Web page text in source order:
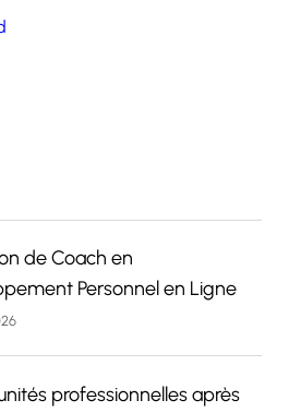
de Coach en
Personnel en Ligne
professionnelles après